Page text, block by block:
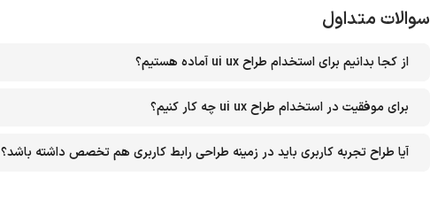
سوالات متداول
از کجا بدانیم برای استخدام طراح ui ux آماده هستیم؟
برای موفقیت در استخدام طراح ui ux چه کار کنیم؟
آیا طراح تجربه کاربری باید در زمینه طراحی رابط کاربری هم تخصص داشته باشد؟